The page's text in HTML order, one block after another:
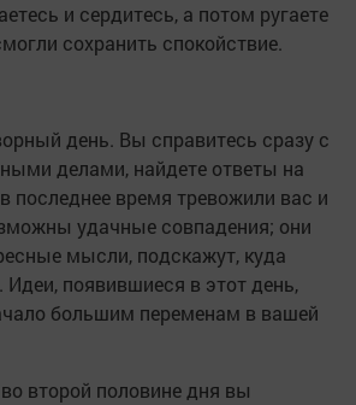
и сердитесь, а потом ругаете
сохранить спокойствие.
день. Вы справитесь сразу с
делами, найдете ответы на
последнее время тревожили вас и
удачные совпадения; они
мысли, подскажут, куда
появившиеся в этот день,
большим переменам в вашей
второй половине дня вы